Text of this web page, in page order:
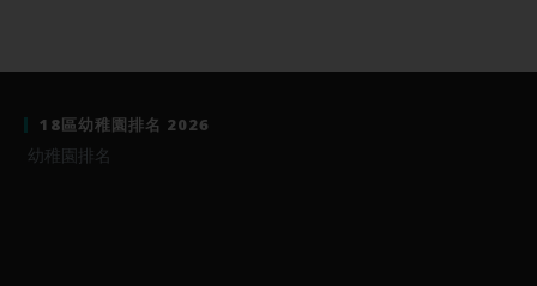
18區幼稚園排名 2026
幼稚園排名